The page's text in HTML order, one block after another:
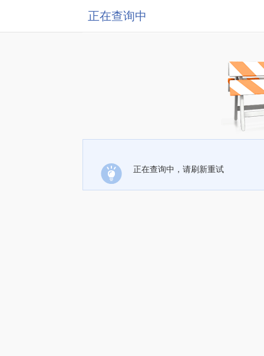
正在查询中
正在查询中，请刷新重试